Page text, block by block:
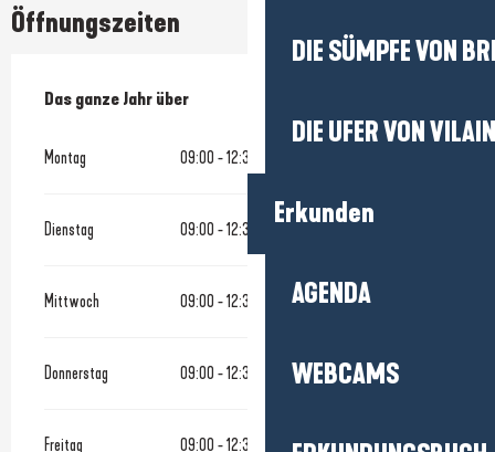
DIE SÜMPFE VON
DIE UFER VON
Erkunden
AGENDA
WEBCAMS
Öffnungszeiten
Das ganze Jahr über
Das ganze Jahr über
Montag 09:00 - 12:30
Dienstag 09:00 - 12:30 14:00 - 18:30
Mittwoch 09:00 - 12:30 14:00 - 18:30
Donnerstag 09:00 - 12:30 14:00 - 18:30
Freitag 09:00 - 12:30 14:00 - 18:30